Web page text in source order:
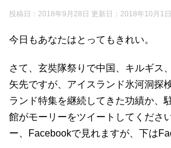
投稿日：2018年9月28日 更新日： 2018年10月1日
今日もあなたはとってもきれい。
さて、玄奘隊祭りで中国、キルギス
矢先ですが、アイスランド氷河洞探
ランド特集を継続してきた功績か、
館がモーリーをツイートしてくださ
ー、Facebookで見れますが、下は